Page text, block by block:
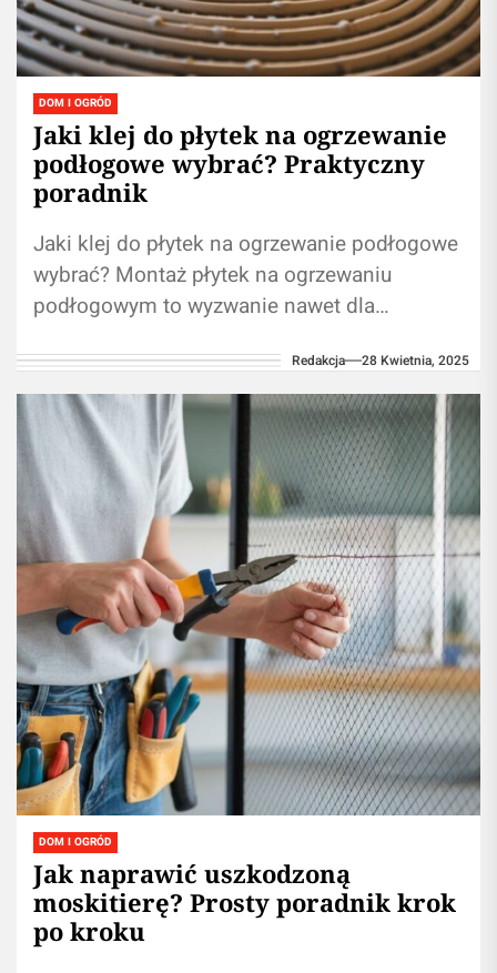
DOM I OGRÓD
Jaki klej do płytek na ogrzewanie
podłogowe wybrać? Praktyczny
poradnik
Jaki klej do płytek na ogrzewanie podłogowe
wybrać? Montaż płytek na ogrzewaniu
podłogowym to wyzwanie nawet dla
pracy z takim podłożem kluczowe...
Redakcja 28 Kwietnia, 2025
DOM I OGRÓD
Jak naprawić uszkodzoną
moskitierę? Prosty poradnik krok
po kroku